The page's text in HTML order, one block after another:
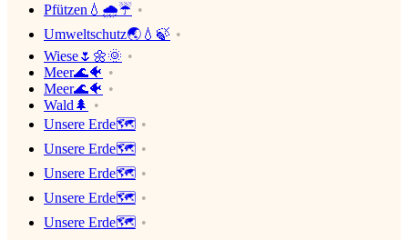
Pfützen💧🌧☔
Umweltschutz🌏💧🍃
Wiese🌷🌼🌞
Meer🌊🐠
Meer🌊🐠
Wald🌲
Unsere Erde🗺
Unsere Erde🗺
Unsere Erde🗺
Unsere Erde🗺
Unsere Erde🗺